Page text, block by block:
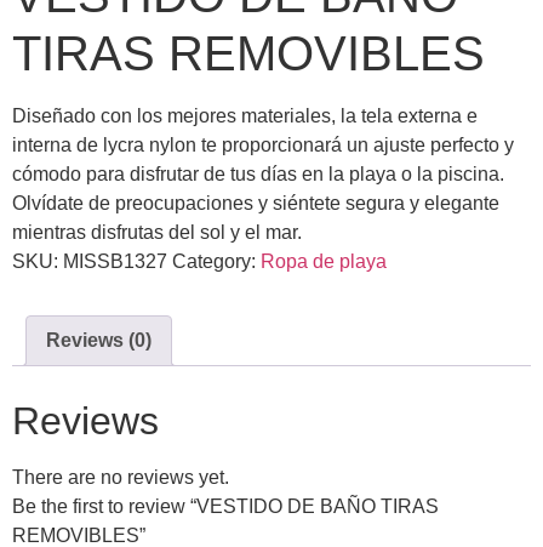
TIRAS REMOVIBLES
Diseñado con los mejores materiales, la tela externa e
interna de lycra nylon te proporcionará un ajuste perfecto y
cómodo para disfrutar de tus días en la playa o la piscina.
Olvídate de preocupaciones y siéntete segura y elegante
mientras disfrutas del sol y el mar.
SKU: MISSB1327 Category: Ropa de playa
Reviews (0)
Reviews
There are no reviews yet.
Be the first to review “VESTIDO DE BAÑO TIRAS
REMOVIBLES”